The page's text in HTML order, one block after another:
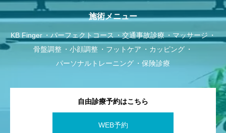
施術メニュー
KB Finger パーフェクトコース 交通事故診療
マッサージ
骨盤調整
小顔調整 フットケア
カッピング
パーソナルトレーニング
保険診療
自由診療予約はこちら
WEB予約